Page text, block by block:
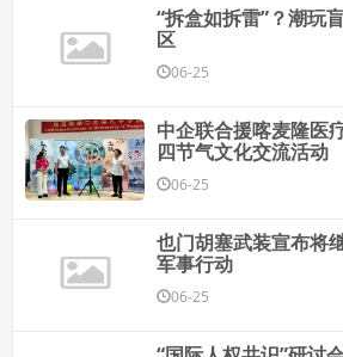
“拆盒如拆雷”？潮玩
区
06-25
中企联合援喀麦隆医
四节气文化交流活动
06-25
也门胡塞武装宣布将
军事行动
06-25